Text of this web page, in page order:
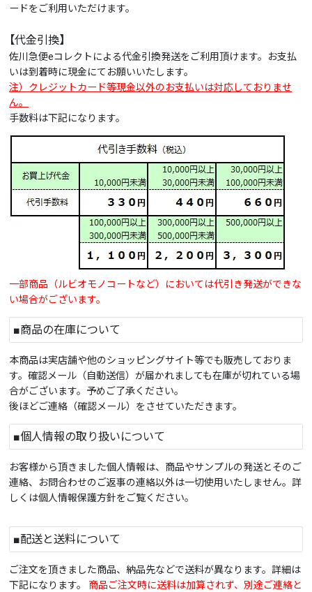
ードをご利用いただけます。
【代金引換】
佐川急便eコレクトによる代金引換発送をご利用頂けます。お支払
いは到着時に現金にてお願いいたします。
注）クレジットカード等現金以外のお支払いは対応しておりませ
ん。
手数料は下記になります。
一部商品（ルビオモノコートなど）においては代引き発送ができな
い場合がございます。
■商品の在庫について
本商品は実店舗や他のショッピングサイト等でも販売しておりま
す。確認メール（自動送信）が届かれましても在庫が切れている場
合がございます。予めご了承ください。
後ほどご連絡（確認メール）をさせていただきます。
■個人情報の取り扱いについて
お客様から頂きました個人情報は、商品やサンプルの発送とそのご
連絡、お問合わせのご返事の連絡以外は一切使用いたしません。詳
しくは個人情報保護方針をご覧ください。
■配送と送料について
ご注文を頂きました商品、納品先などで送料が異なります。詳細は
下記になります。 商品ご注文時に送料は加算されず、別途ご連絡と